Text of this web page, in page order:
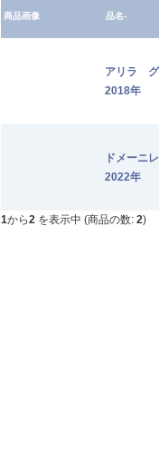
商品画像 品名-
アリラ
2018年
ドメー
2022年
1から2 を表示中 (商品の数: 2)